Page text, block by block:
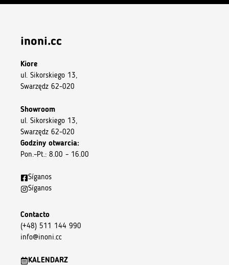
inoni.cc
Kiore
ul. Sikorskiego 13,
Swarzędz 62-020
Showroom
ul. Sikorskiego 13,
Swarzędz 62-020
Godziny otwarcia:
Pon.–Pt.: 8.00 – 16.00
Síganos
Síganos
Contacto
(+48) 511 144 990
info@inoni.cc
KALENDARZ